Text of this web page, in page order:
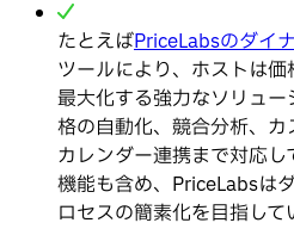
たとえばPriceLabsのダイ
ツールにより、ホストは
最大化する強力なソリュ
格の自動化、競合分析、カ
カレンダー連携まで対応
機能も含め、PriceLabsは
ロセスの簡素化を目指して